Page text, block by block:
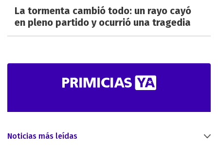
La tormenta cambió todo: un rayo cayó
en pleno partido y ocurrió una tragedia
Noticias más leídas